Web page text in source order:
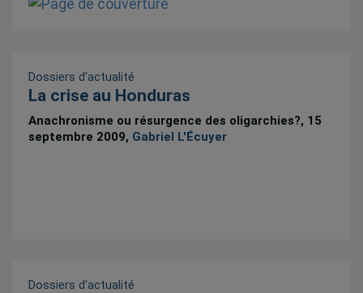
Dossiers d'actualité
La crise au Honduras
Anachronisme ou résurgence des oligarchies?, 15
septembre 2009, Gabriel L'Écuyer
Dossiers d'actualité